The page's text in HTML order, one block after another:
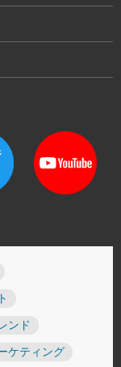
ンド
ケティング